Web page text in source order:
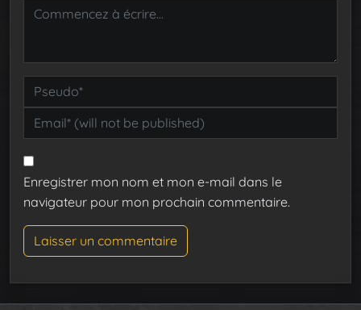
Enregistrer mon nom et mon e-mail dans le
navigateur pour mon prochain commentaire.